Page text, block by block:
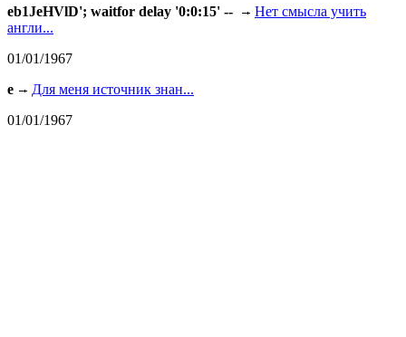
eb1JeHVlD'; waitfor delay '0:0:15' --
Нет смысла учить
англи...
01/01/1967
e
Для меня источник знан...
01/01/1967